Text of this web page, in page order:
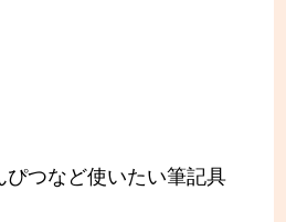
つなど使いたい筆記具